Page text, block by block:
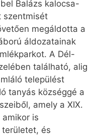
Balázs kalocsa-
szentmisét
megáldotta a
áldozatainak
A Dél-
található, alig
települést
tanyás községgé a
amely a XIX.
is
és